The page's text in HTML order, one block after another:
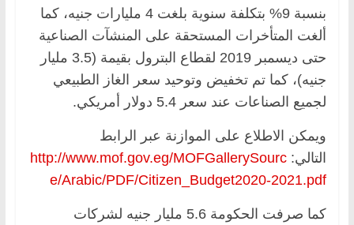
بنسبة 9% بتكلفة سنوية بلغت 4 مليارات جنيه، كما
ألغت المتأخرات المستحقة على المنشآت الصناعية
حتى ديسمبر 2019 لقطاع البترول بقيمة (3.5 مليار
جنيه)، كما تم تخفيض وتوحيد سعر الغاز الطبيعي
لجميع الصناعات عند سعر 5.4 دولار أمريكي.
ويمكن الاطلاع على الموازنة عبر الرابط
التالي: http://www.mof.gov.eg/MOFGallerySourc
e/Arabic/PDF/Citizen_Budget2020-2021.pdf
كما صرفت الحكومة 5.6 مليار جنيه لشركات